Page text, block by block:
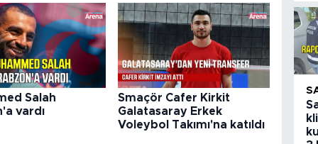
Salah
vardı
Smaçör Cafer Kirkit
Galatasaray Erkek
Voleybol Takımı'na katıldı